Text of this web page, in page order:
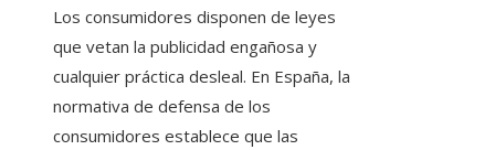
Los consumidores disponen de leyes
que vetan la publicidad engañosa y
cualquier práctica desleal. En España, la
normativa de defensa de los
consumidores establece que las